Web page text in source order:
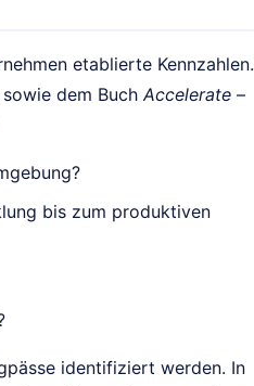
etablierte Kennzahlen.
dem BuchAccelerate –
bis zum produktiven
identifiziert werden. In